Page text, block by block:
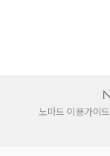
노마드 이용가이드